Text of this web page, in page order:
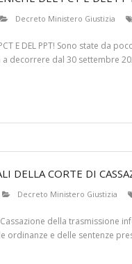
Decreto Ministero Giustizia
PCT E DEL PPT! Sono
decorrere dal 30 settembre
DELLA CORTE DI
Decreto Ministero Giustizia
della trasmissione
e delle sentenze